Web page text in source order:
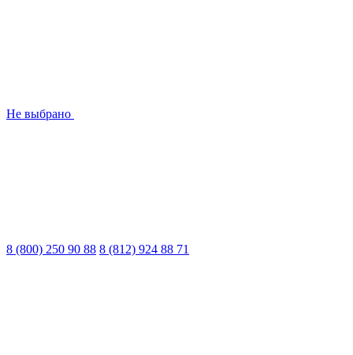
Не выбрано
8 (800) 250 90 88 8 (812) 924 88 71